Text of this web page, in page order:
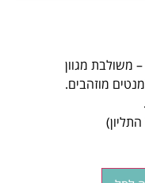
מגוון
מוזהבים.